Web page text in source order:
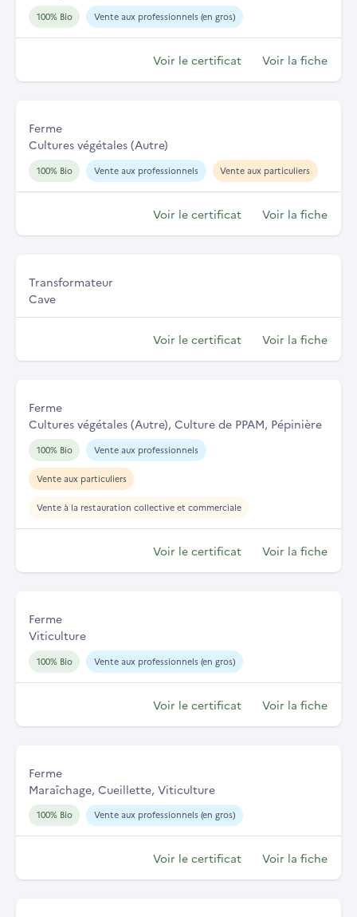
100% Bio Vente aux professionnels (en gros)
Voir le certificat Voir la fiche
Ferme
Cultures végétales (Autre)
100% Bio Vente aux professionnels Vente aux particuliers
Voir le certificat Voir la fiche
Transformateur
Cave
Voir le certificat Voir la fiche
Ferme
Cultures végétales (Autre), Culture de PPAM, Pépinière
100% Bio Vente aux professionnels
Vente aux particuliers
Vente à la restauration collective et commerciale
Voir le certificat Voir la fiche
Ferme
Viticulture
100% Bio Vente aux professionnels (en gros)
Voir le certificat Voir la fiche
Ferme
Maraîchage, Cueillette, Viticulture
100% Bio Vente aux professionnels (en gros)
Voir le certificat Voir la fiche